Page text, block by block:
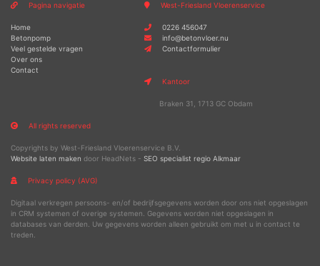
Pagina navigatie
Home
Betonpomp
Veel gestelde vragen
Over ons
Contact
West-Friesland Vloerenservice
0226 456047
info@betonvloer.nu
Contactformulier
Kantoor
Braken 31, 1713 GC Obdam
All rights reserved
Copyrights by West-Friesland Vloerenservice B.V.
Website laten maken door HeadNets - SEO specialist regio Alkmaar
Privacy policy (AVG)
Digitaal verkregen persoons- en/of bedrijfsgegevens worden door ons niet opgeslagen
in CRM systemen of overige systemen. Gegevens worden niet opgeslagen in
databases van derden. Uw gegevens worden alleen gebruikt om met u in contact te
treden.